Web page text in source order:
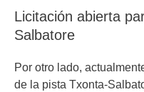
Licitación abierta
Salbatore
Por otro lado,
de la pista Txonta-